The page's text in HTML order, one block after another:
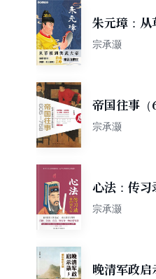
朱元璋：从
宗承灏
帝国往事
唐大繁华背
宗承灏
心法：传习
宗承灏
晚清军政启